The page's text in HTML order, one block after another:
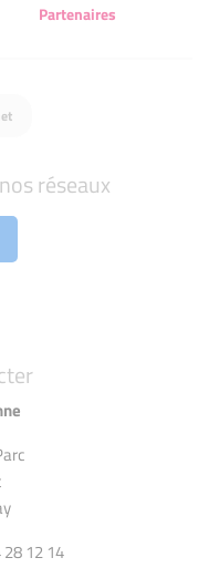
28 12 14
Partenaires
réseaux